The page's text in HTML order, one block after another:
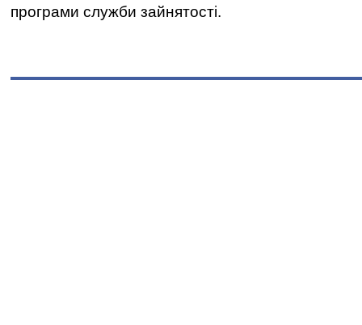
програми служби зайнятості.